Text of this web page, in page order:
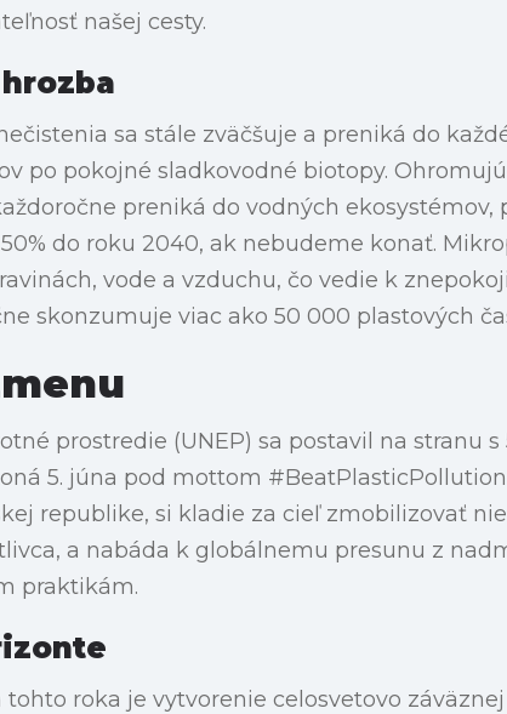
našej cesty.
sa stále zväčšuje a preniká do
po pokojné sladkovodné biotopy.
preniká do vodných
do roku 2040, ak nebudeme konať.
vode a vzduchu, čo vedie k
skonzumuje viac ako 50 000 plastových
prostredie (UNEP) sa postavil na stranu
5. júna pod mottom
republike, si kladie za cieľ zmobilizovať
a nabáda k globálnemu presunu z
praktikám.
roka je vytvorenie celosvetovo